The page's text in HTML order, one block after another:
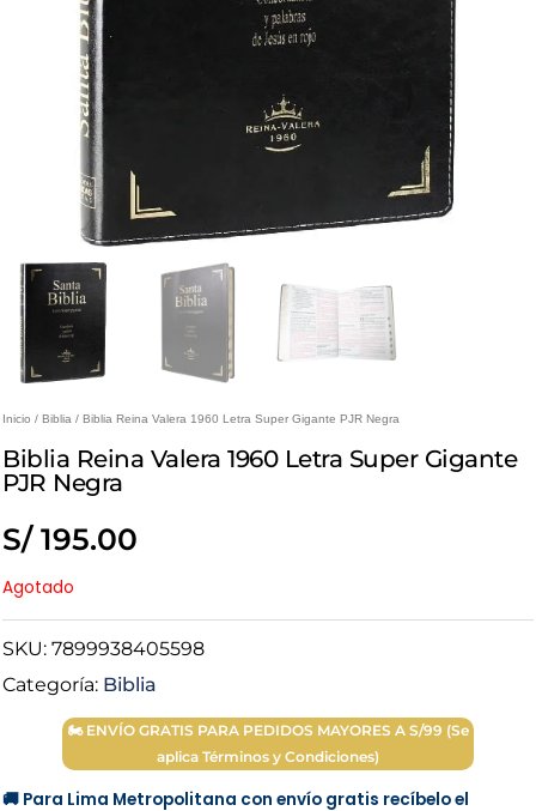
Inicio / Biblia / Biblia Reina Valera 1960 Letra Super Gigante PJR Negra
Biblia Reina Valera 1960 Letra Super Gigante
PJR Negra
S/195.00
Agotado
SKU: 7899938405598
Categoría: Biblia
🏍 ENVÍO GRATIS PARA PEDIDOS MAYORES A S/99 (Se
aplica Términos y Condiciones)
🚚 Para Lima Metropolitana con envío gratis recíbelo el